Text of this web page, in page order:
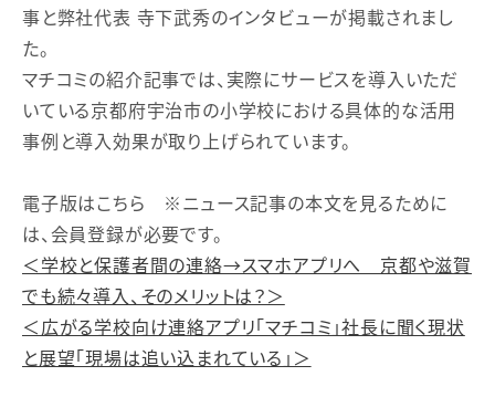
事と弊社代表 寺下武秀のインタビューが掲載されまし
た。
マチコミの紹介記事では、実際にサービスを導入いただ
いている京都府宇治市の小学校における具体的な活用
事例と導入効果が取り上げられています。
電子版はこちら ※ニュース記事の本文を見るために
は、会員登録が必要です。
＜学校と保護者間の連絡→スマホアプリへ 京都や滋賀
でも続々導入、そのメリットは？＞
＜広がる学校向け連絡アプリ「マチコミ」社長に聞く現状
と展望「現場は追い込まれている」＞